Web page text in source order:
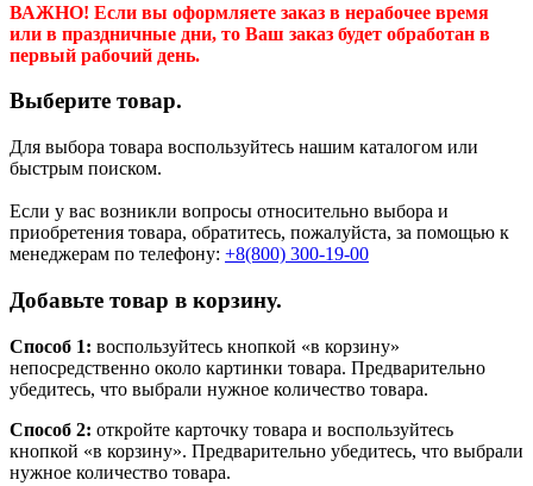
ВАЖНО! Если вы оформляете заказ в нерабочее время
или в праздничные дни, то Ваш заказ будет обработан в
первый рабочий день.
Выберите товар.
Для выбора товара воспользуйтесь нашим каталогом или
быстрым поиском.
Если у вас возникли вопросы относительно выбора и
приобретения товара, обратитесь, пожалуйста, за помощью к
менеджерам по телефону: +8(800) 300-19-00
Добавьте товар в корзину.
Способ 1: воспользуйтесь кнопкой «в корзину»
непосредственно около картинки товара. Предварительно
убедитесь, что выбрали нужное количество товара.
Способ 2: откройте карточку товара и воспользуйтесь
кнопкой «в корзину». Предварительно убедитесь, что выбрали
нужное количество товара.